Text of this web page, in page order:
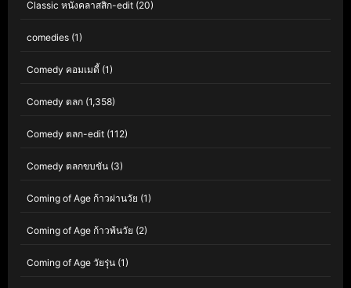
Classic หนังคลาสสิก-edit (20)
comedies (1)
Comedy คอมเมดี้ (1)
Comedy ตลก (1,358)
Comedy ตลก-edit (112)
Comedy ตลกขบขัน (3)
Coming of Age ก้าวผ่านวัย (1)
Coming of Age ก้าวพ้นวัย (2)
Coming of Age วัยรุ่น (1)